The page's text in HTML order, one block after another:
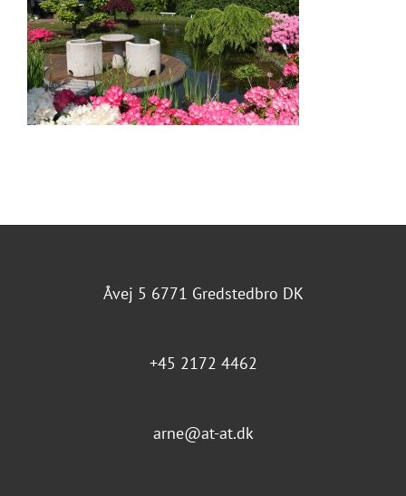
Åvej 5 6771 Gredstedbro DK
+45 2172 4462
arne@at-at.dk